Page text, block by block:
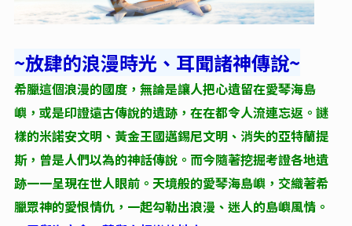
~放肆的浪漫時光、耳聞諸神傳說~
希臘這個浪漫的國度，無論是讓人把心遺留在愛琴海島
嶼，或是印證遠古傳說的遺跡，在在都令人流連忘返。謎
樣的米諾安文明、黃金王國邁錫尼文明、消失的亞特蘭提
斯，曾是人們以為的神話傳說。而今隨著挖掘考證各地遺
跡一一呈現在世人眼前。天境般的愛琴海島嶼，交織著希
臘眾神的愛恨情仇，一起勾勒出浪漫、迷人的島嶼風情。